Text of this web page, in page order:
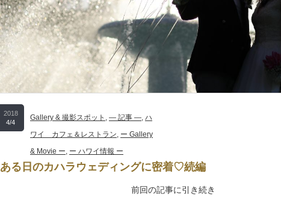
2018
4/4
Gallery & 撮影スポット , ― 記事 ―, ハ
ワイ カフェ＆レストラン, ー Gallery
& Movie ー, ー ハワイ情報 ー
ある日のカハラウェディングに密着♡続編
前回の記事に引き続き